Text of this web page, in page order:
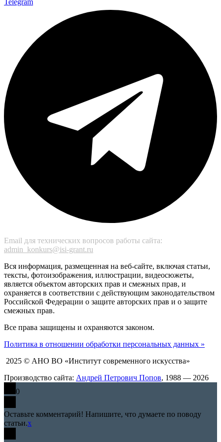
Telegram
Email для технических вопросов работы сайта:
admin_konkurs@isi-grant.ru
Вся информация, размещенная на веб-сайте, включая статьи,
тексты, фотоизображения, иллюстрации, видеосюжеты,
является объектом авторских прав и смежных прав, и
охраняется в соответствии с действующим законодательством
Российской Федерации о защите авторских прав и о защите
смежных прав.
Все права защищены и охраняются законом.
Политика в отношении обработки персональных данных »
2025 © АНО ВО «Институт современного искусства»
Производство сайта: Андрей Петрович Попов, 1988 — 2026
0
Оставьте комментарий! Напишите, что думаете по поводу
статьи.x